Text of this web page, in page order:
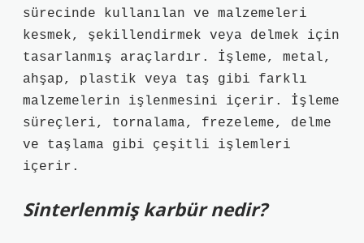
sürecinde kullanılan ve malzemeleri
kesmek, şekillendirmek veya delmek için
tasarlanmış araçlardır. İşleme, metal,
ahşap, plastik veya taş gibi farklı
malzemelerin işlenmesini içerir. İşleme
süreçleri, tornalama, frezeleme, delme
ve taşlama gibi çeşitli işlemleri
içerir.
Sinterlenmiş karbür nedir?